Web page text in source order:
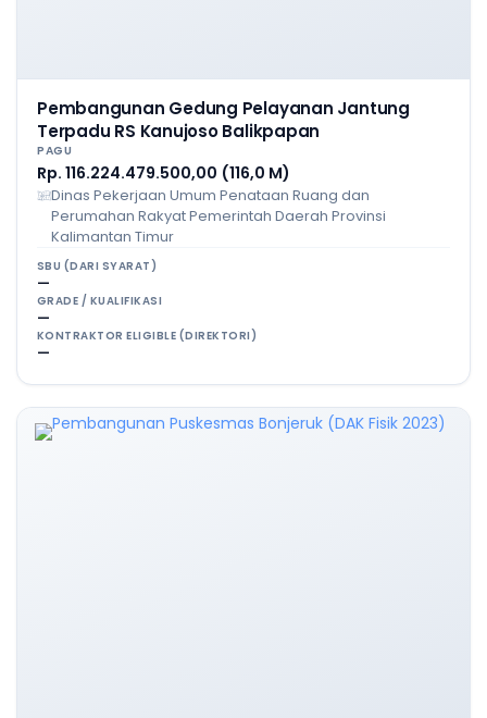
Pembangunan Gedung Pelayanan Jantung
Terpadu RS Kanujoso Balikpapan
PAGU
Rp. 116.224.479.500,00 (116,0 M)
Dinas Pekerjaan Umum Penataan Ruang dan
Perumahan Rakyat Pemerintah Daerah Provinsi
Kalimantan Timur
SBU (DARI SYARAT)
—
GRADE / KUALIFIKASI
—
KONTRAKTOR ELIGIBLE (DIREKTORI)
—